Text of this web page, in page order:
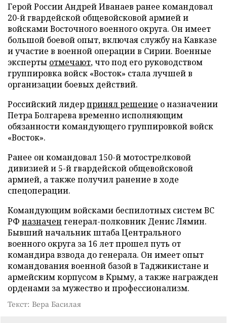
Герой России Андрей Иванаев ранее командовал
20-й гвардейской общевойсковой армией и
войсками Восточного военного округа. Он имеет
большой боевой опыт, включая службу на Кавказе
и участие в военной операции в Сирии. Военные
эксперты отмечают, что под его руководством
группировка войск «Восток» стала лучшей в
организации боевых действий.
Российский лидерпринял решение о назначении
Петра Болгарева временно исполняющим
обязанности командующего группировкой войск
«Восток».
Ранее он командовал 150-й мотострелковой
дивизией и 5-й гвардейской общевойсковой
армией, а также получил ранение в ходе
спецоперации.
Командующим войсками беспилотных систем ВС
РФ назначен генерал-полковник Денис Лямин.
Бывший начальник штаба Центрального
военного округа за 16 лет прошел путь от
командира взвода до генерала. Он имеет опыт
командования военной базой в Таджикистане и
армейским корпусом в Крыму, а также награжден
орденами за мужество и профессионализм.
Текст: Вера Басилая